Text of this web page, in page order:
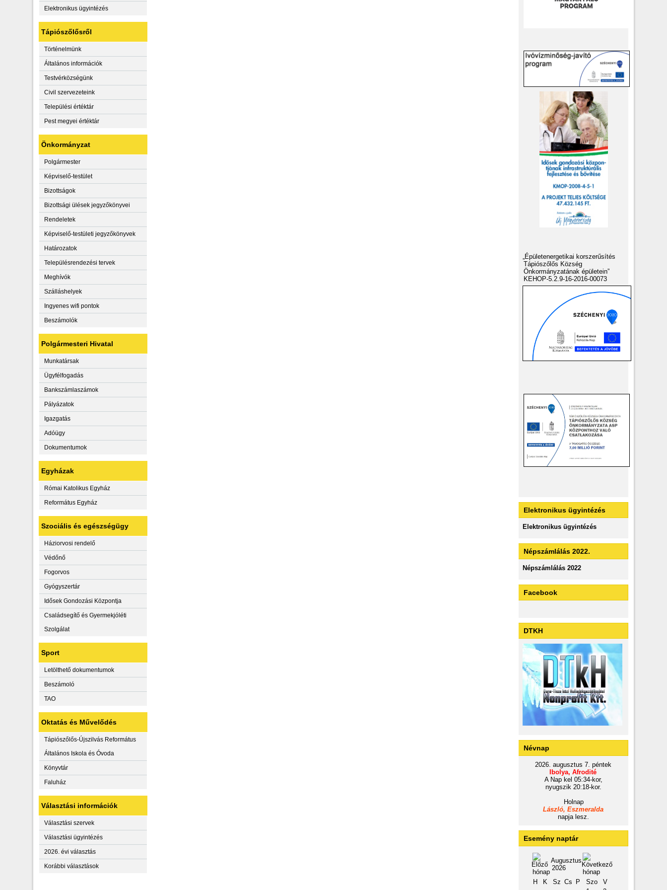
Elektronikus ügyintézés
Tápiószőlősről
Történelmünk
Általános információk
Testvérközségünk
Civil szervezeteink
Települési értéktár
Pest megyei értéktár
Önkormányzat
Polgármester
Képviselő-testület
Bizottságok
Bizottsági ülések jegyzőkönyvei
Rendeletek
Képviselő-testületi jegyzőkönyvek
Határozatok
Településrendezési tervek
Meghívók
Szálláshelyek
Ingyenes wifi pontok
Beszámolók
Polgármesteri Hivatal
Munkatársak
Ügyfélfogadás
Bankszámlaszámok
Pályázatok
Igazgatás
Adóügy
Dokumentumok
Egyházak
Római Katolikus Egyház
Református Egyház
Szociális és egészségügy
Háziorvosi rendelő
Védőnő
Fogorvos
Gyógyszertár
Idősek Gondozási Központja
Családsegítő és Gyermekjóléti
Szolgálat
Sport
Letölthető dokumentumok
Beszámoló
TAO
Oktatás és Művelődés
Tápiószőlős-Újszilvás Református
Általános Iskola és Óvoda
Könyvtár
Faluház
Választási információk
Választási szervek
Választási ügyintézés
2026. évi választás
Korábbi választások
„Épületenergetikai korszerűsítés
Tápiószőlős Község
Önkormányzatának épületein”
KEHOP-5.2.9-16-2016-00073
Elektronikus ügyintézés
Elektronikus ügyintézés
Népszámlálás 2022.
Népszámlálás 2022
Facebook
DTKH
Névnap
2026. augusztus 7. péntek
Ibolya, Afrodité
A Nap kel 05:34-kor,
nyugszik 20:18-kor.
Holnap
László, Eszmeralda
napja lesz.
Esemény naptár
Augusztus
2026
H
K Sz Cs P Szo
V